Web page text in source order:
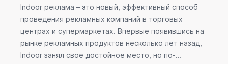
Indoor реклама – это новый, эффективный способ
проведения рекламных компаний в торговых
центрах и супермаркетах. Впервые появившись на
рынке рекламных продуктов несколько лет назад,
Indoor занял свое достойное место, но по-